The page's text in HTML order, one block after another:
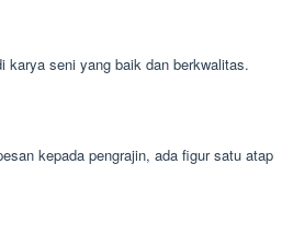
karya seni yang baik dan berkwalitas.
kepada pengrajin, ada figur satu atap